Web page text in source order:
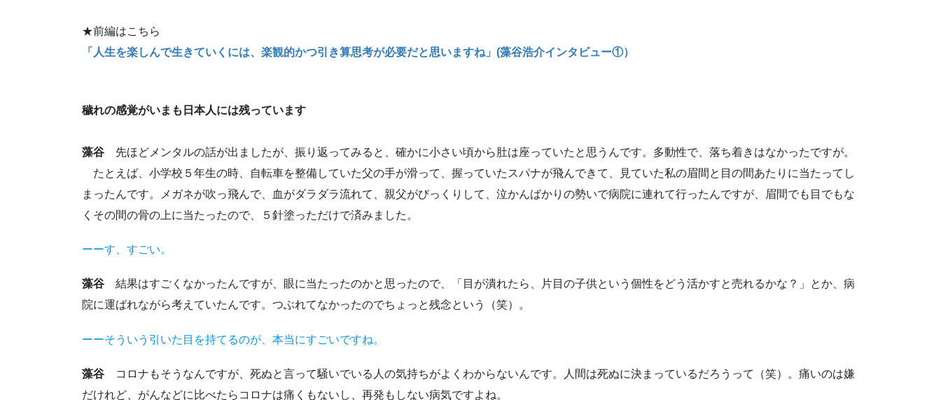
★前編はこちら
「人生を楽しんで生きていくには、楽観的かつ引き算思考が必要だと思いますね」(藻谷浩介インタビュー①）
穢れの感覚がいまも日本人には残っています
藻谷 先ほどメンタルの話が出ましたが、振り返ってみると、確かに小さい頃から肚は座っていたと思うんです。多動性で、落ち着きはなかったですが。
たとえば、小学校５年生の時、自転車を整備していた父の手が滑って、握っていたスパナが飛んできて、見ていた私の眉間と目の間あたりに当たってし
まったんです。メガネが吹っ飛んで、血がダラダラ流れて、親父がびっくりして、泣かんばかりの勢いで病院に連れて行ったんですが、眉間でも目でもな
くその間の骨の上に当たったので、５針塗っただけで済みました。
ーーす、すごい。
藻谷 結果はすごくなかったんですが、眼に当たったのかと思ったので、「目が潰れたら、片目の子供という個性をどう活かすと売れるかな？」とか、病
院に運ばれながら考えていたんです。つぶれてなかったのでちょっと残念という（笑）。
ーーそういう引いた目を持てるのが、本当にすごいですね。
藻谷 コロナもそうなんですが、死ぬと言って騒いでいる人の気持ちがよくわからないんです。人間は死ぬに決まっているだろうって（笑）。痛いのは嫌
だけれど、がんなどに比べたらコロナは痛くもないし、再発もしない病気ですよね。